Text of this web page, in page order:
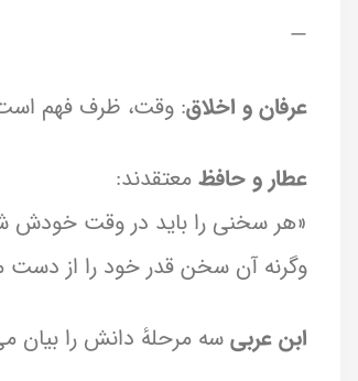
—
عرفان و اخلاق: وقت، ظرف فهم
عطار و حافظمعتقدند:
«هر سخنی را باید در وقت خودش
وگرنه آن سخن قدر خود را از
ابن عربیسه مرحلهٔ دانش را بیان